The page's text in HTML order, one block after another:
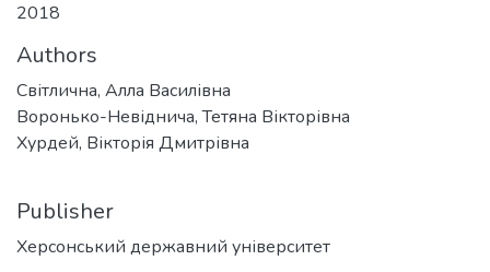
2018
Authors
Світлична, Алла Василівна
Воронько-Невіднича, Тетяна Вікторівна
Хурдей, Вікторія Дмитрівна
Publisher
Херсонський державний університет